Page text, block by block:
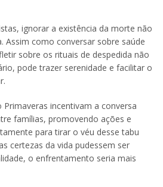
ignorar a existência da morte não
Assim como conversar sobre saúde
sobre os rituais de despedida não
pode trazer serenidade e facilitar o
incentivam a conversa
famílias, promovendo ações e
para tirar o véu desse tabu
certezas da vida pudessem ser
o enfrentamento seria mais